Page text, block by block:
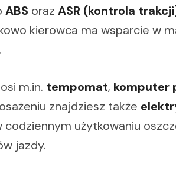
ABS oraz ASR (kontrola
kierowca ma wsparcie w
.
m.in. tempomat, komputer
znajdziesz także
codziennym użytkowaniu
jazdy.